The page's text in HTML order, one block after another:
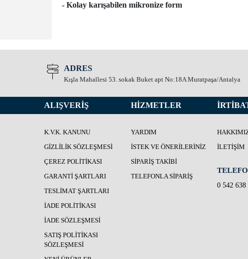
- Kolay karışabilen mikronize form
ADRES
Kışla Mahallesi 53. sokak Buket apt No:18A Muratpaşa/Antalya
ALIŞVERİŞ
K.V.K. KANUNU
GIZLILIK SÖZLEŞMESI
ÇEREZ POLITIKASI
GARANTI ŞARTLARI
TESLIMAT ŞARTLARI
İADE POLITIKASI
İADE SÖZLEŞMESI
SATIŞ POLITIKASI
SÖZLEŞMESI
HİZMETLER
YARDIM
İSTEK VE ÖNERILERINIZ
SIPARIŞ TAKIBI
TELEFONLA SIPARIŞ
İLETIŞIM
0 542 638